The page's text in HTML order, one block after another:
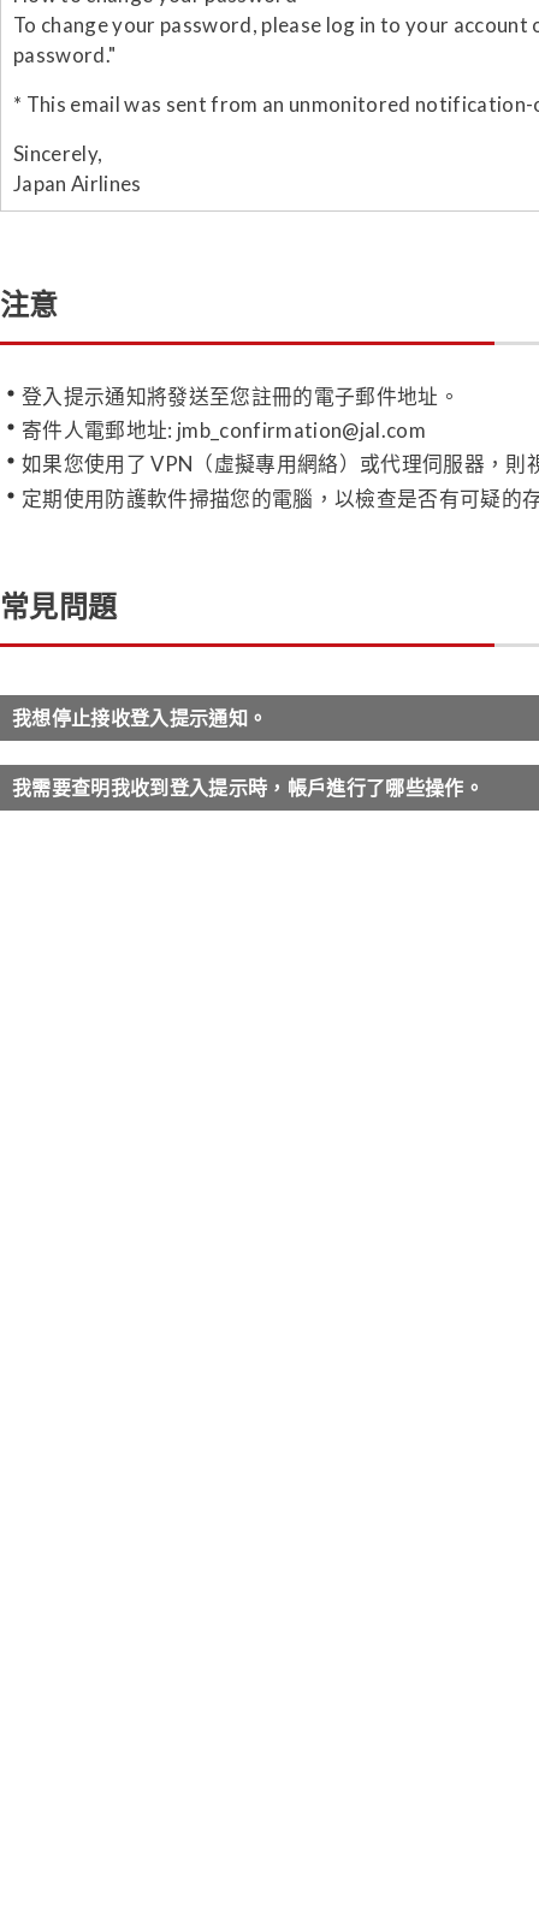
To change your password, please log in to your
password."
* This email was sent from an unmonitored
Sincerely,
Japan Airlines
注意
登入提示通知將發送至您註冊的電子郵件地址。
寄件人電郵地址: jmb_confirmation@jal.com
如果您使用了 VPN（虛擬專用網絡）或代理伺服器，
定期使用防護軟件掃描您的電腦，以檢查是否有可疑的
常見問題
我想停止接收登入提示通知。
我需要查明我收到登入提示時，帳戶進行了哪些操作。